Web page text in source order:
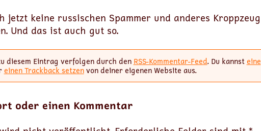
jetzt keine russischen Spammer und anderes Kroppzeug
Und das ist auch gut so.
diesem Eintrag verfolgen durch den RSS-Kommentar-Feed. Du kannsteine
einen Trackback setzenvon deiner eigenen Website aus.
oder einen Kommentar